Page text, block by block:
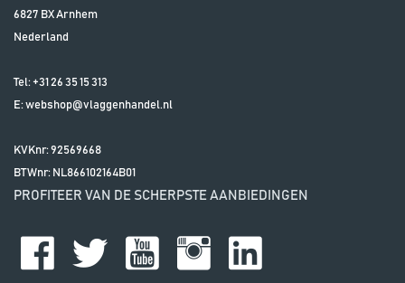
6827 BXArnhem
Nederland
Tel: +31 26 35 15 313
E:webshop@vlaggenhandel.nl
KVKnr: 92569668
BTWnr: NL866102164B01
PROFITEER VAN DE SCHERPSTE AANBIEDINGEN